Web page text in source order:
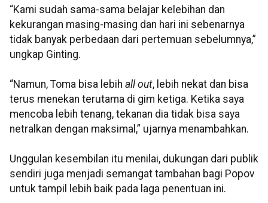
“Kami sudah sama-sama belajar kelebihan dan
kekurangan masing-masing dan hari ini sebenarnya
tidak banyak perbedaan dari pertemuan sebelumnya,”
ungkap Ginting.
“Namun, Toma bisa lebih all out, lebih nekat dan bisa
terus menekan terutama di gim ketiga. Ketika saya
mencoba lebih tenang, tekanan dia tidak bisa saya
netralkan dengan maksimal,” ujarnya menambahkan.
Unggulan kesembilan itu menilai, dukungan dari publik
sendiri juga menjadi semangat tambahan bagi Popov
untuk tampil lebih baik pada laga penentuan ini.